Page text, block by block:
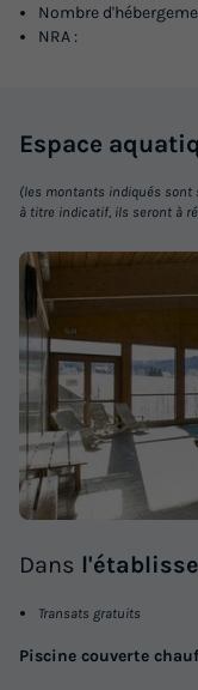
Nombre
NRA :
Espace
(les montants indiqués sont
à titre indicatif, ils seront à
Dans
Transats gratuits
Piscine couverte